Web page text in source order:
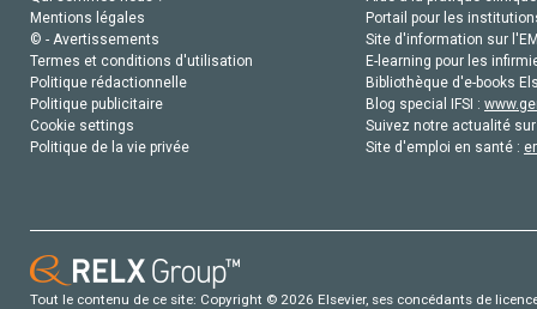
Mentions légales
© - Avertissements
Termes et conditions d'utilisation
Politique rédactionnelle
Politique publicitaire
Cookie settings
Politique de la vie privée
Portail pour les
Site d'information sur
E-learning pour les
Bibliothèque d'e-books
Blog special IFSI :
Suivez notre actualité
Site d'emploi en santé :
Tout le contenu de ce site: Copyright © 2026 Elsevier, ses concédants de